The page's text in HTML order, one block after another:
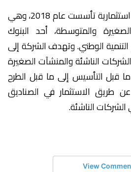
يذكر أن SVC هي شركة استثمارية تأسست عام 2018، وهي
والمتوسطة، أحد البنوك
التنمية الوطني. وتهدف الشركة إلى
الناشئة والمنشآت الصغيرة
قبل التأسيس إلى ما قبل الطرح
عن طريق الاستثمار في الصناديق
الشركات الناشئة.
View